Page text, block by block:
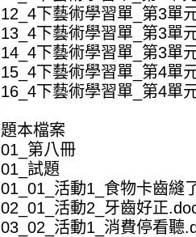
12_4下藝術學習單_第3單
13_4下藝術學習單_第3單
14_4下藝術學習單_第3單
15_4下藝術學習單_第4單
16_4下藝術學習單_第4單
題本檔案
01_第八冊
01_試題
01_01_活動1_食物卡齒縫
02_01_活動2_牙齒好正
03_02_活動1_消費停看聽